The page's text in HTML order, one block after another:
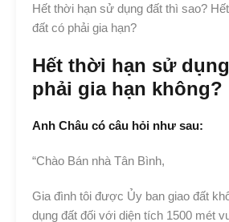
Hết thời hạn sử dụng đất thì sao?
đất có phải gia hạn?
Hết thời hạn sử
phải gia hạn không?
Anh Châu có câu hỏi như sau:
“Chào Bán nhà Tân Bình,
Gia đình tôi được Ủy ban giao đất
dụng đất đối với diện tích 1500 mét